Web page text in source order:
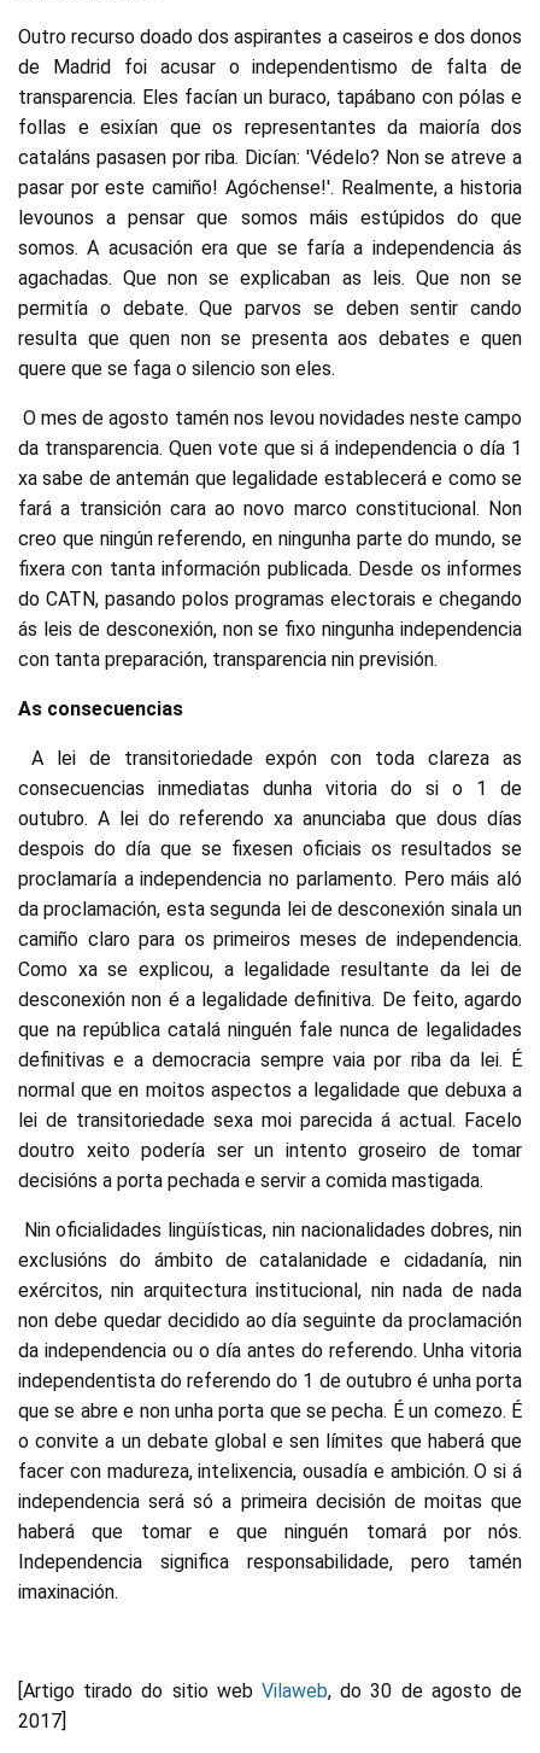
Outro recurso doado dos aspirantes a caseiros e dos donos
de Madrid foi acusar o independentismo de falta de
transparencia. Eles facían un buraco, tapábano con pólas e
follas e esixían que os representantes da maioría dos
cataláns pasasen por riba. Dicían: 'Védelo? Non se atreve a
pasar por este camiño! Agóchense!'. Realmente, a historia
levounos a pensar que somos máis estúpidos do que
somos. A acusación era que se faría a independencia ás
agachadas. Que non se explicaban as leis. Que non se
permitía o debate. Que parvos se deben sentir cando
resulta que quen non se presenta aos debates e quen
quere que se faga o silencio son eles.
O mes de agosto tamén nos levou novidades neste campo
da transparencia. Quen vote que si á independencia o día 1
xa sabe de antemán que legalidade establecerá e como se
fará a transición cara ao novo marco constitucional. Non
creo que ningún referendo, en ningunha parte do mundo, se
fixera con tanta información publicada. Desde os informes
do CATN, pasando polos programas electorais e chegando
ás leis de desconexión, non se fixo ningunha independencia
con tanta preparación, transparencia nin previsión.
As consecuencias
A lei de transitoriedade expón con toda clareza as
consecuencias inmediatas dunha vitoria do si o 1 de
outubro. A lei do referendo xa anunciaba que dous días
despois do día que se fixesen oficiais os resultados se
proclamaría a independencia no parlamento. Pero máis aló
da proclamación, esta segunda lei de desconexión sinala un
camiño claro para os primeiros meses de independencia.
Como xa se explicou, a legalidade resultante da lei de
desconexión non é a legalidade definitiva. De feito, agardo
que na república catalá ninguén fale nunca de legalidades
definitivas e a democracia sempre vaia por riba da lei. É
normal que en moitos aspectos a legalidade que debuxa a
lei de transitoriedade sexa moi parecida á actual. Facelo
doutro xeito podería ser un intento groseiro de tomar
decisións a porta pechada e servir a comida mastigada.
Nin oficialidades lingüísticas, nin nacionalidades dobres, nin
exclusións do ámbito de catalanidade e cidadanía, nin
exércitos, nin arquitectura institucional, nin nada de nada
non debe quedar decidido ao día seguinte da proclamación
da independencia ou o día antes do referendo. Unha vitoria
independentista do referendo do 1 de outubro é unha porta
que se abre e non unha porta que se pecha. É un comezo. É
o convite a un debate global e sen límites que haberá que
facer con madureza, intelixencia, ousadía e ambición. O si á
independencia será só a primeira decisión de moitas que
haberá que tomar e que ninguén tomará por nós.
Independencia significa responsabilidade, pero tamén
imaxinación.
[Artigo tirado do sitio web Vilaweb, do 30 de agosto de
2017]